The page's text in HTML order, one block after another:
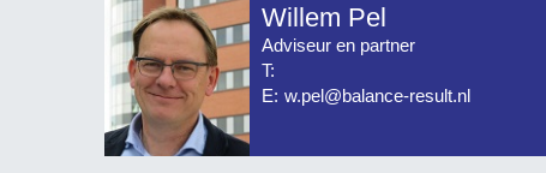
Willem Pel
Adviseur en partner
T:
E: w.pel@balance-result.nl